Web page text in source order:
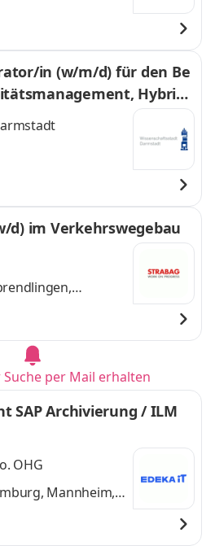
in (w/m/d) für den Be
Hybrid
Teams beim Amt für
d) im Verkehrswegebau
Suche per Mail erhalten
SAP Archivierung / ILM
OHG
Mannheim,